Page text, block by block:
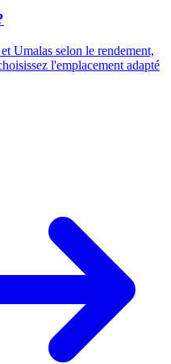
Umalas selon le rendement,
l'emplacement adapté